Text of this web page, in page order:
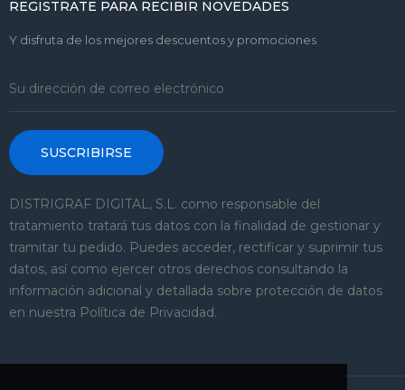
REGISTRATE PARA RECIBIR NOVEDADES
Y disfruta de los mejores descuentos y promociones
SUSCRIBIRSE
DISTRIGRAF DIGITAL, S.L. como responsable del
tratamiento tratará tus datos con la finalidad de gestionar y
tramitar tu pedido. Puedes acceder, rectificar y suprimir tus
datos, así como ejercer otros derechos consultando la
información adicional y detallada sobre protección de datos
en nuestra Política de Privacidad.